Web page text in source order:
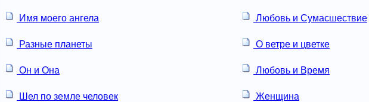
Имя моего ангела Любовь и Сумасшествие
Разные планеты О ветре и цветке
Он и Она Любовь и Время
Шел по земле человек Женщина